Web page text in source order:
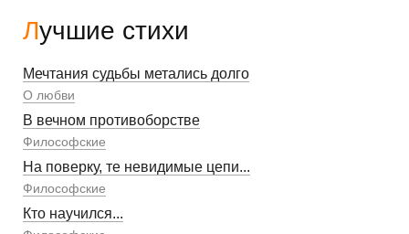
Лучшие стихи
Мечтания судьбы метались долго
О любви
В вечном противоборстве
Философские
На поверку, те невидимые цепи...
Философские
Кто научился...